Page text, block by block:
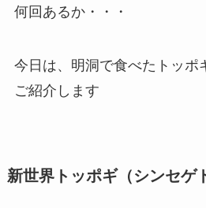
何回あるか・・・
今日は、明洞で食べたトッポ
ご紹介します
新世界トッポギ（シンセゲ